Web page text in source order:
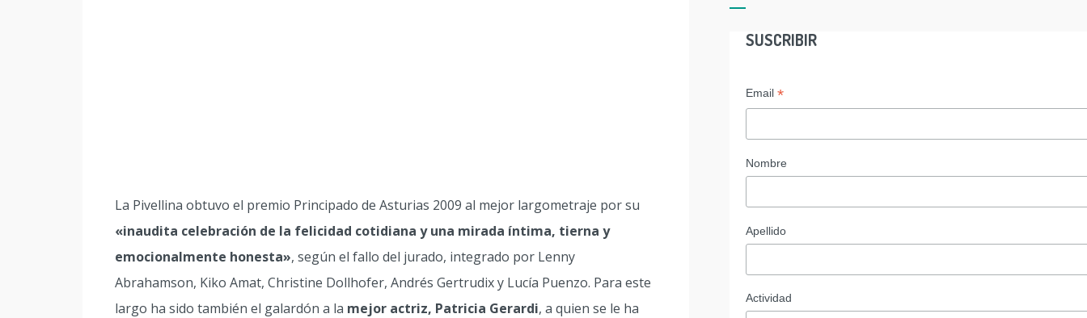
La Pivellina obtuvo el premio Principado de Asturias 2009 al mejor largometraje por su
«inaudita celebración de la felicidad cotidiana y una mirada íntima, tierna y
emocionalmente honesta», según el fallo del jurado, integrado por Lenny
Abrahamson, Kiko Amat, Christine Dollhofer, Andrés Gertrudix y Lucía Puenzo. Para este
largo ha sido también el galardón a la mejor actriz, Patricia Gerardi, a quien se le ha
SUSCRIBIR
Email *
Nombre
Apellido
Actividad